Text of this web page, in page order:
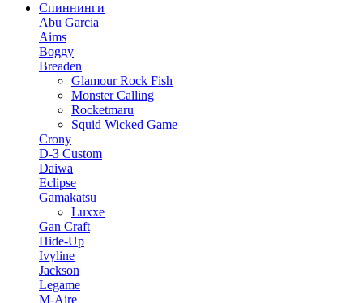
Спиннинги
Abu Garcia
Aims
Boggy
Breaden
Glamour Rock Fish
Monster Calling
Rocketmaru
Squid Wicked Game
Crony
D-3 Custom
Daiwa
Eclipse
Gamakatsu
Luxxe
Gan Craft
Hide-Up
Ivyline
Jackson
Legame
M-Aire